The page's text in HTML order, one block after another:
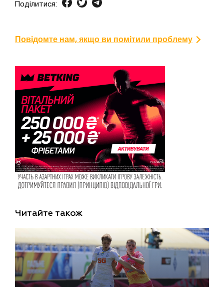
Поділитися:
Повідомте нам, якщо ви помітили проблему
Читайте також